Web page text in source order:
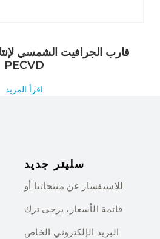
قارب الجرافيت الشمسي
PECVD
اقرأ المزيد
سليتر جديد
للاستفسار عن منتجاتنا أو
قائمة الأسعار، يرجى ترك
البريد الإلكتروني الخاص